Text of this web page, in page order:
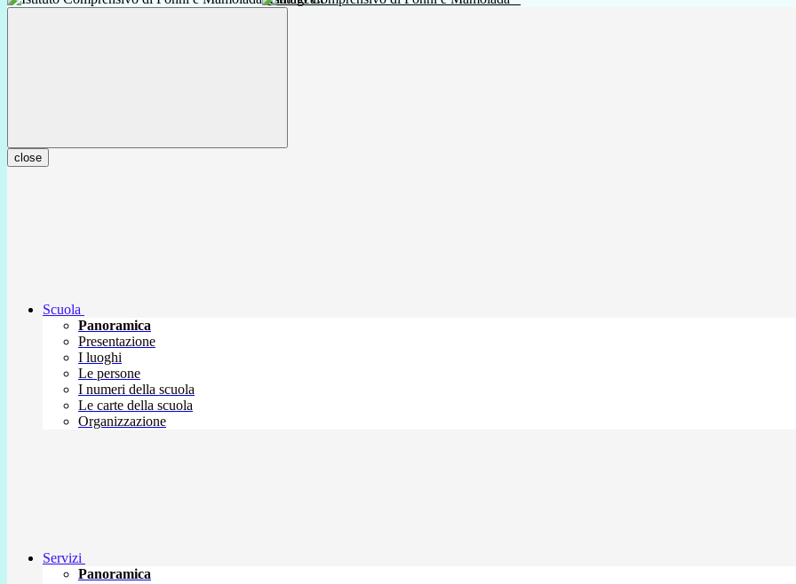
close
Scuola
Panoramica
Presentazione
I luoghi
Le persone
I numeri della scuola
Le carte della scuola
Organizzazione
Servizi
Panoramica